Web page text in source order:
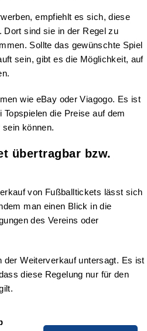
empfiehlt es sich, diese
Dort sind sie in der Regel zu
Sollte das gewünschte Spiel
sein, gibt es die Möglichkeit, auf
wie eBay oder Viagogo. Es ist
die Preise auf dem
können.
übertragbar bzw.
von Fußballtickets lässt sich
man einen Blick in die
des Vereins oder
der Weiterverkauf untersagt. Es ist
diese Regelung nur für den